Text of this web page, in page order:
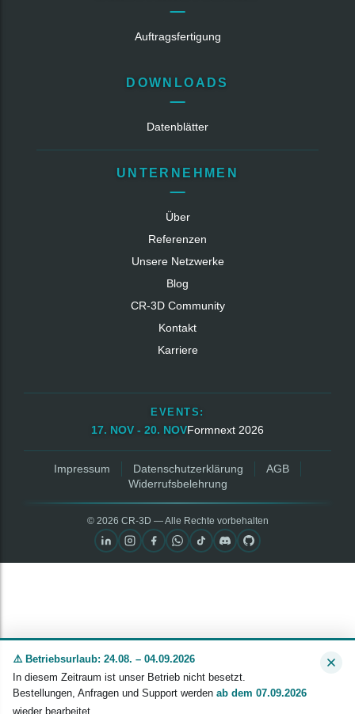
Auftragsfertigung
DOWNLOADS
Datenblätter
UNTERNEHMEN
Über
Referenzen
Unsere Netzwerke
Blog
CR‑3D Community
Kontakt
Karriere
EVENTS:
17. NOV - 20. NOVFormnext 2026
Impressum Datenschutzerklärung
AGB
Widerrufsbelehrung
© 2026 CR‑3D — Alle Rechte vorbehalten
⚠️ Betriebsurlaub: 24.08. – 04.09.2026
In diesem Zeitraum ist unser Betrieb nicht besetzt.
Bestellungen, Anfragen und Support werden ab dem 07.09.2026
wieder bearbeitet.